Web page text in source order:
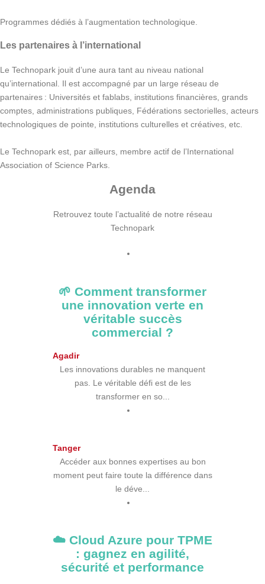
Programmes dédiés à l’augmentation technologique.
Les partenaires à l’international
Le Technopark jouit d’une aura tant au niveau national
qu’international. Il est accompagné par un large réseau de
partenaires : Universités et fablabs, institutions financières, grands
comptes, administrations publiques, Fédérations sectorielles, acteurs
technologiques de pointe, institutions culturelles et créatives, etc.
Le Technopark est, par ailleurs, membre actif de l’International
Association of Science Parks.
Agenda
Retrouvez toute l’actualité de notre réseau
Technopark
🌱 Comment transformer
une innovation verte en
véritable succès
commercial ?
Agadir
Les innovations durables ne manquent
pas. Le véritable défi est de les
transformer en so...
Tanger
Accéder aux bonnes expertises au bon
moment peut faire toute la différence dans
le déve...
☁️ Cloud Azure pour TPME
: gagnez en agilité,
sécurité et performance